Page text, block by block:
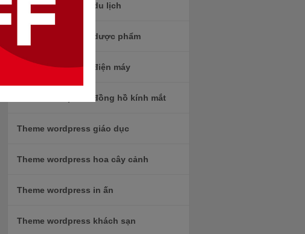
Theme wordpress du lịch
Theme wordpress dược phẩm
Theme wordpress điện máy
Theme wordpress đồng hồ kính mắt
Theme wordpress giáo dục
Theme wordpress hoa cây cảnh
Theme wordpress in ấn
Theme wordpress khách sạn